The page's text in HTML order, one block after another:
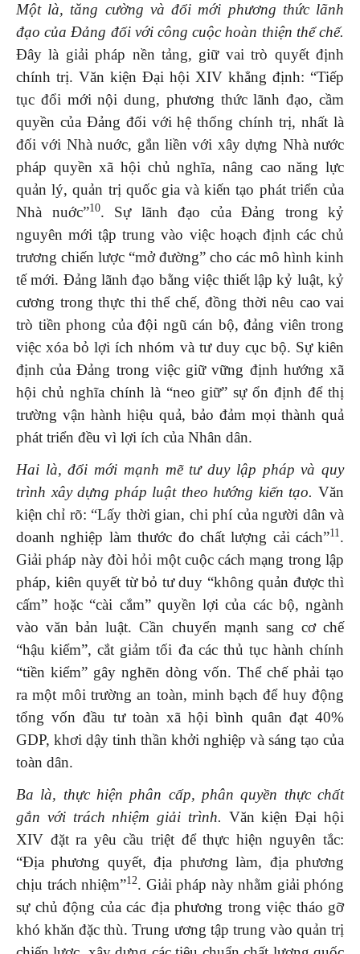
Một là, tăng cường và đổi mới phương thức lãnh
đạo của Đảng đối với công cuộc hoàn thiện thể chế.
Đây là giải pháp nền tảng, giữ vai trò quyết định
chính trị. Văn kiện Đại hội XIV khẳng định: “Tiếp
tục đổi mới nội dung, phương thức lãnh đạo, cầm
quyền của Đảng đối với hệ thống chính trị, nhất là
đối với Nhà nuớc, gắn liền với xây dựng Nhà nước
pháp quyền xã hội chủ nghĩa, nâng cao năng lực
quản lý, quản trị quốc gia và kiến tạo phát triển của
Nhà nuớc”10. Sự lãnh đạo của Đảng trong kỷ
nguyên mới tập trung vào việc hoạch định các chủ
trương chiến lược “mở đường” cho các mô hình kinh
tế mới. Đảng lãnh đạo bằng việc thiết lập kỷ luật, kỷ
cương trong thực thi thể chế, đồng thời nêu cao vai
trò tiền phong của đội ngũ cán bộ, đảng viên trong
việc xóa bỏ lợi ích nhóm và tư duy cục bộ. Sự kiên
định của Đảng trong việc giữ vững định hướng xã
hội chủ nghĩa chính là “neo giữ” sự ổn định để thị
trường vận hành hiệu quả, bảo đảm mọi thành quả
phát triển đều vì lợi ích của Nhân dân.
Hai là, đổi mới mạnh mẽ tư duy lập pháp và quy
trình xây dựng pháp luật theo hướng kiến tạo. Văn
kiện chỉ rõ: “Lấy thời gian, chi phí của người dân và
doanh nghiệp làm thước đo chất lượng cải cách”11.
Giải pháp này đòi hỏi một cuộc cách mạng trong lập
pháp, kiên quyết từ bỏ tư duy “không quản được thì
cấm” hoặc “cài cắm” quyền lợi của các bộ, ngành
vào văn bản luật. Cần chuyển mạnh sang cơ chế
“hậu kiểm”, cắt giảm tối đa các thủ tục hành chính
“tiền kiểm” gây nghẽn dòng vốn. Thể chế phải tạo
ra một môi trường an toàn, minh bạch để huy động
tổng vốn đầu tư toàn xã hội bình quân đạt 40%
GDP, khơi dậy tinh thần khởi nghiệp và sáng tạo của
toàn dân.
Ba là, thực hiện phân cấp, phân quyền thực chất
gắn với trách nhiệm giải trình. Văn kiện Đại hội
XIV đặt ra yêu cầu triệt để thực hiện nguyên tắc:
“Địa phương quyết, địa phương làm, địa phương
chịu trách nhiệm”12. Giải pháp này nhằm giải phóng
sự chủ động của các địa phương trong việc tháo gỡ
khó khăn đặc thù. Trung ương tập trung vào quản trị